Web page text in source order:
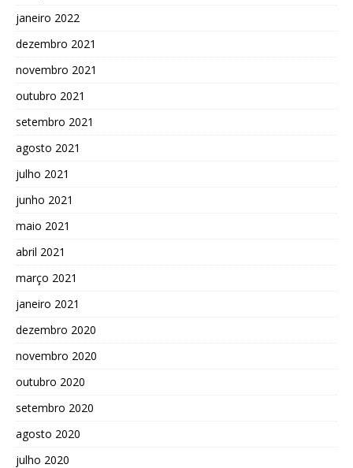
janeiro 2022
dezembro 2021
novembro 2021
outubro 2021
setembro 2021
agosto 2021
julho 2021
junho 2021
maio 2021
abril 2021
março 2021
janeiro 2021
dezembro 2020
novembro 2020
outubro 2020
setembro 2020
agosto 2020
julho 2020